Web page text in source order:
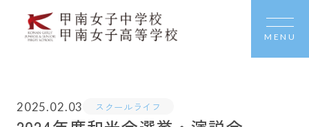
MENU
2025.02.03 スクールライフ